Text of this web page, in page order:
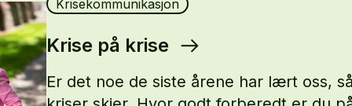
Krisekommunikasjon
Krise på krise
Er det noe de siste årene har lært oss,